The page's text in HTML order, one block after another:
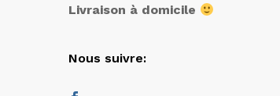
Livraison à domicile
Nous suivre: